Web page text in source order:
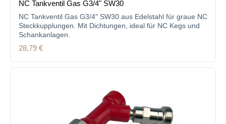
NC Tankventil Gas G3/4" SW30
NC Tankventil Gas G3/4" SW30 aus Edelstahl für graue NC
Steckkupplungen. Mit Dichtungen, ideal für NC Kegs und
Schankanlagen.
Regulärer Preis:
28,79 €